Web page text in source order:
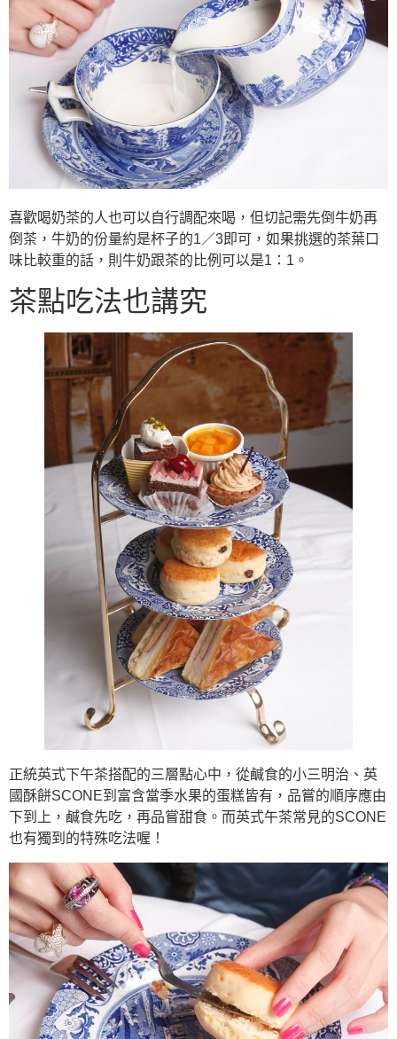
喜歡喝奶茶的人也可以自行調配來喝，但切記需先倒牛奶再
倒茶，牛奶的份量約是杯子的1／3即可，如果挑選的茶葉口
味比較重的話，則牛奶跟茶的比例可以是1：1。
茶點吃法也講究
正統英式下午茶搭配的三層點心中，從鹹食的小三明治、英
國酥餅SCONE到富含當季水果的蛋糕皆有，品嘗的順序應由
下到上，鹹食先吃，再品嘗甜食。而英式午茶常見的SCONE
也有獨到的特殊吃法喔！